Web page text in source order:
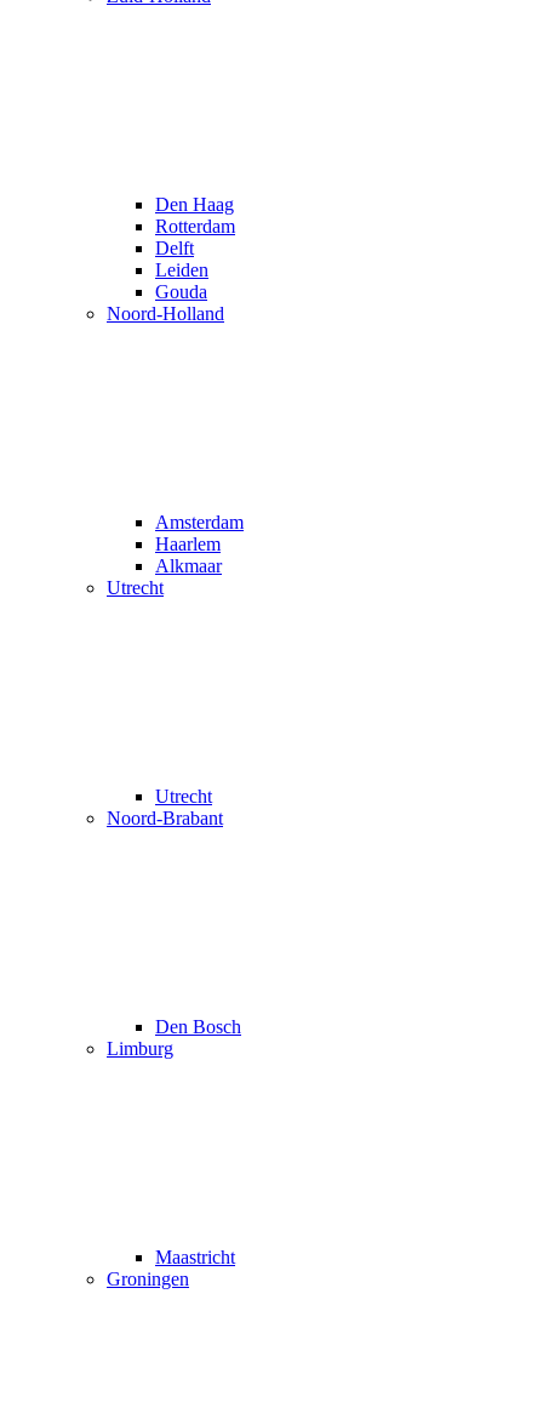
Den Haag
Rotterdam
Delft
Leiden
Gouda
Noord-Holland
Amsterdam
Haarlem
Alkmaar
Utrecht
Utrecht
Noord-Brabant
Den Bosch
Limburg
Maastricht
Groningen